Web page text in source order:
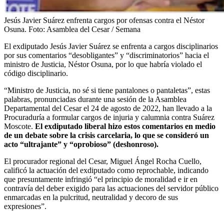
Jesús Javier Suárez enfrenta cargos por ofensas contra el Néstor
Osuna. Foto: Asamblea del Cesar / Semana
El exdiputado Jesús Javier Suárez se enfrenta a cargos disciplinarios
por sus comentarios “desobligantes” y “discriminatorios” hacia el
ministro de Justicia, Néstor Osuna, por lo que habría violado el
código disciplinario.
“Ministro de Justicia, no sé si tiene pantalones o pantaletas”, estas
palabras, pronunciadas durante una sesión de la Asamblea
Departamental del Cesar el 24 de agosto de 2022, han llevado a la
Procuraduría a formular cargos de injuria y calumnia contra Suárez
Moscote. El exdiputado liberal hizo estos comentarios en medio
de un debate sobre la crisis carcelaria, lo que se consideró un
acto “ultrajante” y “oprobioso” (deshonroso).
El procurador regional del Cesar, Miguel Ángel Rocha Cuello,
calificó la actuación del exdiputado como reprochable, indicando
que presuntamente infringió “el principio de moralidad e ir en
contravía del deber exigido para las actuaciones del servidor público
enmarcadas en la pulcritud, neutralidad y decoro de sus
expresiones”.